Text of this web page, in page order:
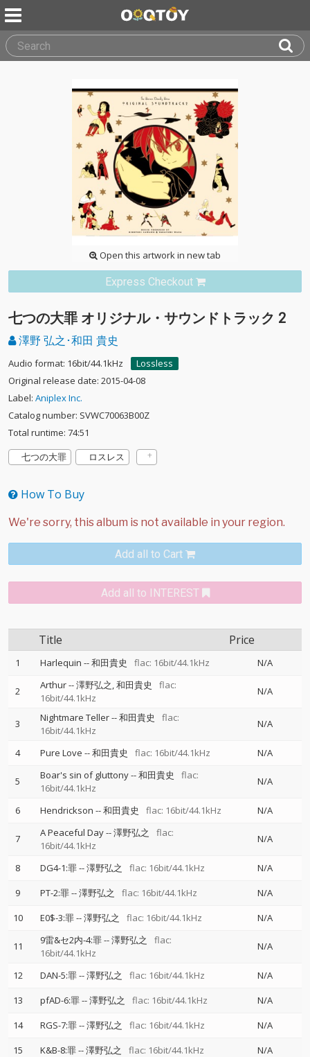
Open this artwork in new tab
Express Checkout
七つの大罪 オリジナル・サウンドトラック 2
澤野 弘之･和田 貴史
Audio format: 16bit/44.1kHz
Lossless
Original release date: 2015-04-08
Label: Aniplex Inc.
Catalog number: SVWC70063B00Z
Total runtime: 74:51
七つの大罪
ロスレス
How To Buy
Add all to Cart
Add all to INTEREST
Title Price
1 Harlequin --和田貴史 flac: 16bit/44.1kHz N/A
2 Arthur--澤野弘之 和田貴史
flac:
16bit/44.1kHz
N/A
3 Nightmare Teller--和田貴史
flac:
16bit/44.1kHz
N/A
4 Pure Love --和田貴史 flac: 16bit/44.1kHz N/A
5 Boar's sin of gluttony--和田貴史
flac:
16bit/44.1kHz
N/A
6 Hendrickson --和田貴史 flac: 16bit/44.1kHz N/A
7 A Peaceful Day--澤野弘之
flac:
16bit/44.1kHz
N/A
8 DG4-1:罪--澤野弘之 flac: 16bit/44.1kHz
N/A
9
PT-2:罪--澤野弘之 flac: 16bit/44.1kHz
N/A
10
E0$-3:罪--澤野弘之 flac: 16bit/44.1kHz N/A
11 9雷&セ2内-4:罪--澤野弘之
flac:
16bit/44.1kHz
N/A
12 DAN-5:罪--澤野弘之 flac: 16bit/44.1kHz
N/A
13
pfAD-6:罪--澤野弘之 flac: 16bit/44.1kHz
N/A
14
RGS-7:罪--澤野弘之 flac: 16bit/44.1kHz
N/A
15
K&B-8:罪--澤野弘之 flac: 16bit/44.1kHz
N/A